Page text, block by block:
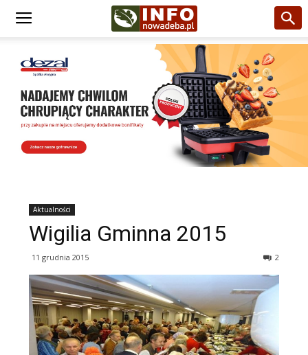
Aktualności
Wigilia Gminna 2015
11 grudnia 2015 2